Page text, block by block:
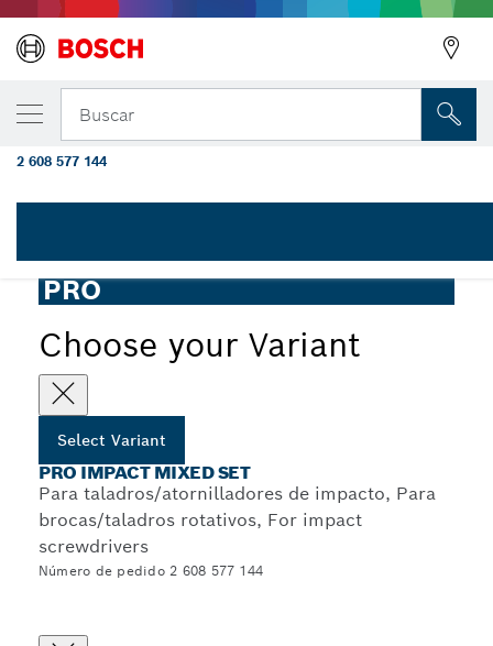
Buscar
PRO Impact Mixed Set con brocas Multi Construction e
PRO
Choose your Variant
Select Variant
PRO IMPACT MIXED SET
Para taladros/atornilladores de impacto, Para
brocas/taladros rotativos, For impact
screwdrivers
Número de pedido 2 608 577 144
PRO Impact juego con broca Multi
x 50 mm, MC 5/6/8 x 50 mm, 8 piezas
2 608 577 144